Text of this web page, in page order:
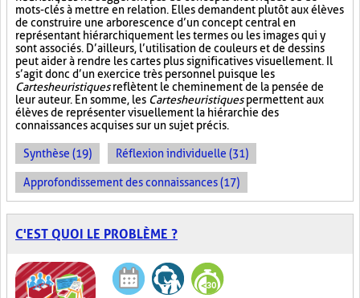
mots-clés à mettre en relation. Elles demandent plutôt aux élèves
de construire une arborescence d’un concept central en
représentant hiérarchiquement les termes ou les images qui y
sont associés. D’ailleurs, l’utilisation de couleurs et de dessins
peut aider à rendre les cartes plus significatives visuellement. Il
s’agit donc d’un exercice très personnel puisque les
Cartes heuristiquesreflètent le cheminement de la pensée de
leur auteur. En somme, les Cartes heuristiquespermettent aux
élèves de représenter visuellement la hiérarchie des
connaissances acquises sur un sujet précis.
Synthèse (19) Réflexion individuelle (31)
Approfondissement des connaissances (17)
C'EST QUOI LE PROBLÈME ?